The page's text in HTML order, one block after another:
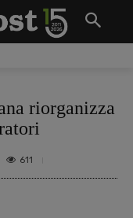
riorganizza
611